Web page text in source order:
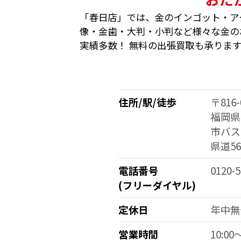
「春日店」では、金のインゴット・
像・金歯・大判・小判など様々な金
実績多数！ 無料の出張買取も承りま
住所/駅/徒歩
〒
福岡
市バ
県道
電話番号
(フリーダイヤル)
0120-
定休日
年中
営業時間
10:00